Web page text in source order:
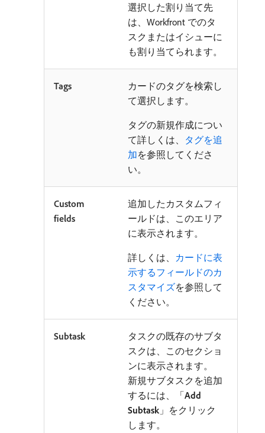
選択した割り当て先
は、Workfront でのタ
スクまたはイシューに
も割り当てられます。
Tags
カードのタグを検索し
て選択します。
タグの新規作成につい
て詳しくは、 タグを追
加を参照してくださ
い。
Custom
fields
追加したカスタムフィ
ールドは、このエリア
に表示されます。
詳しくは、 カードに表
示するフィールドのカ
スタマイズを参照して
ください。
Subtask
タスクの既存のサブタ
スクは、このセクショ
ンに表示されます。
新規サブタスクを追加
するには、「Add
Subtask」をクリック
します。